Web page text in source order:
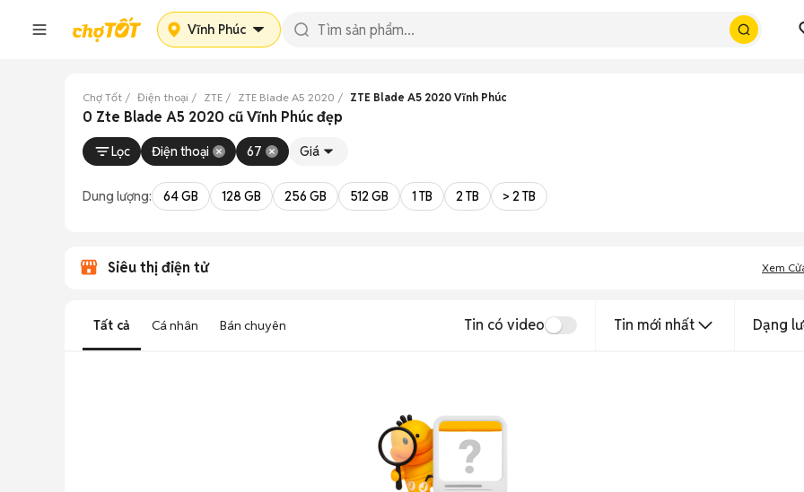
Vĩnh Phúc
Chợ Tốt Điện thoại ZTE ZTE Blade A5 2020 ZTE Blade A5 2020 Vĩnh Phúc
0 Zte Blade A5 2020 cũ Vĩnh Phúc đẹp
Lọc Điện thoại 67 Giá
Dung lượng: 64 GB 128 GB 256 GB 512 GB 1 TB 2 TB > 2 TB
Siêu thị điện tử Xem
Tất cả Cá nhân Bán chuyên Tin có video Tin mới nhất Dạng